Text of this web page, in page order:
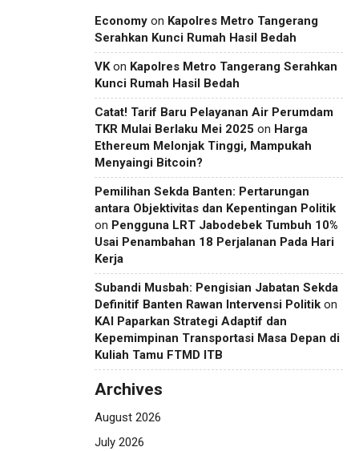
Economy on Kapolres Metro Tangerang
Serahkan Kunci Rumah Hasil Bedah
VKon Kapolres Metro Tangerang Serahkan
Kunci Rumah Hasil Bedah
Catat! Tarif Baru Pelayanan Air Perumdam
TKR Mulai Berlaku Mei 2025 on Harga
Ethereum Melonjak Tinggi, Mampukah
Menyaingi Bitcoin?
Pemilihan Sekda Banten: Pertarungan
antara Objektivitas dan Kepentingan Politik
on Pengguna LRT Jabodebek Tumbuh 10%
Usai Penambahan 18 Perjalanan Pada Hari
Kerja
Subandi Musbah: Pengisian Jabatan Sekda
Definitif Banten Rawan Intervensi Politik on
KAI Paparkan Strategi Adaptif dan
Kepemimpinan Transportasi Masa Depan di
Kuliah Tamu FTMD ITB
Archives
August 2026
July 2026